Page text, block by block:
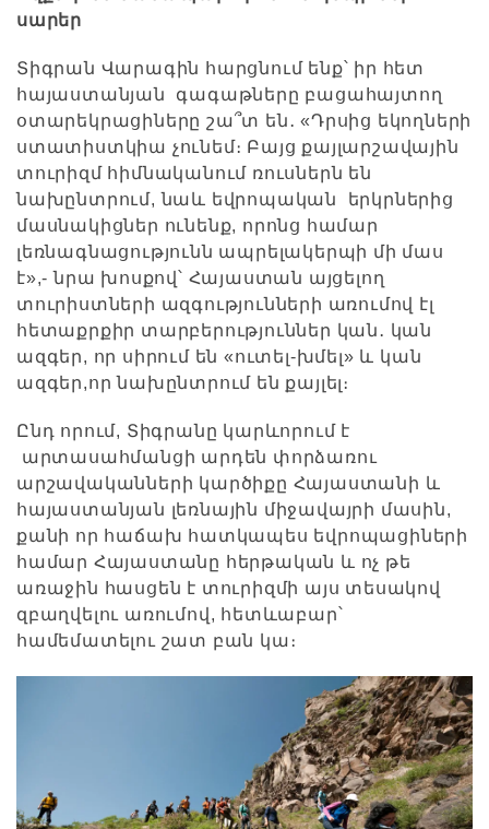
սարեր
Տիգրան Վարագին հարցնում ենք՝ իր հետ
հայաստանյան գագաթները բացահայտող
օտարեկրացիները շա՞տ են․ «Դրսից եկողների
ստատիստկիա չունեմ։ Բայց քայլարշավային
տուրիզմ հիմնականում ռուսներն են
նախընտրում, նաև եվրոպական երկրներից
մասնակիցներ ունենք, որոնց համար
լեռնագնացությունն ապրելակերպի մի մաս
է»,- նրա խոսքով՝ Հայաստան այցելող
տուրիստների ազգությունների առումով էլ
հետաքրքիր տարբերություններ կան․ կան
ազգեր, որ սիրում են «ուտել-խմել» և կան
ազգեր,որ նախընտրում են քայլել։
Ընդ որում, Տիգրանը կարևորում է
արտասահմանցի արդեն փորձառու
արշավականների կարծիքը Հայաստանի և
հայաստանյան լեռնային միջավայրի մասին,
քանի որ հաճախ հատկապես եվրոպացիների
համար Հայաստանը հերթական և ոչ թե
առաջին հասցեն է տուրիզմի այս տեսակով
զբաղվելու առումով, հետևաբար՝
համեմատելու շատ բան կա։